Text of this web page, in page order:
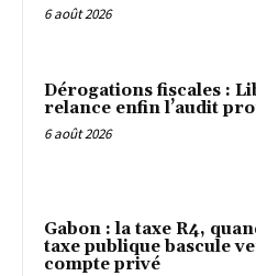
6 août 2026
Dérogations fiscales :
relance enfin l’audit
6 août 2026
Gabon : la taxe R4,
taxe publique bascule
compte privé